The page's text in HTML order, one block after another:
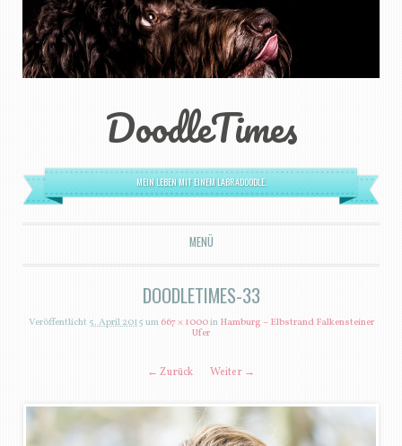
DoodleTimes
MEIN LEBEN MIT EINEM LABRADOODLE.
MENÜ
ZUM INHALT SPRINGEN
DOODLETIMES-33
Veröffentlicht 5. April 2015um667 × 1000inHamburg – Elbstrand Falkensteiner
Ufer
← Zurück Weiter →